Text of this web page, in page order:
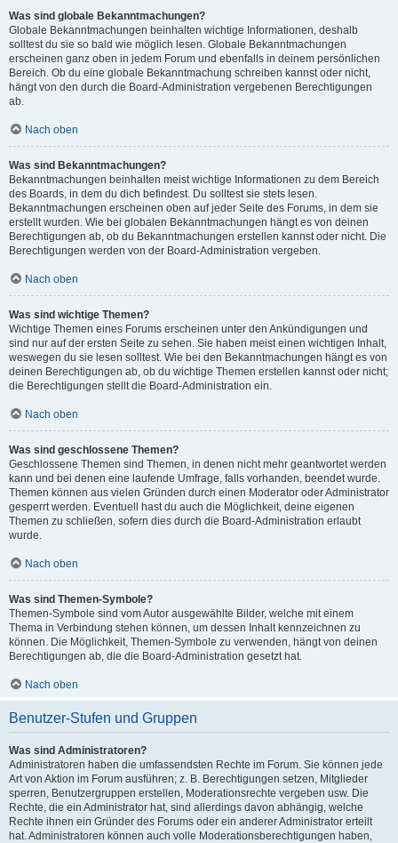
Was sind globale Bekanntmachungen?
Globale Bekanntmachungen beinhalten wichtige Informationen, deshalb
solltest du sie so bald wie möglich lesen. Globale Bekanntmachungen
erscheinen ganz oben in jedem Forum und ebenfalls in deinem persönlichen
Bereich. Ob du eine globale Bekanntmachung schreiben kannst oder nicht,
hängt von den durch die Board-Administration vergebenen Berechtigungen
ab.
Nach oben
Was sind Bekanntmachungen?
Bekanntmachungen beinhalten meist wichtige Informationen zu dem Bereich
des Boards, in dem du dich befindest. Du solltest sie stets lesen.
Bekanntmachungen erscheinen oben auf jeder Seite des Forums, in dem sie
erstellt wurden. Wie bei globalen Bekanntmachungen hängt es von deinen
Berechtigungen ab, ob du Bekanntmachungen erstellen kannst oder nicht. Die
Berechtigungen werden von der Board-Administration vergeben.
Nach oben
Was sind wichtige Themen?
Wichtige Themen eines Forums erscheinen unter den Ankündigungen und
sind nur auf der ersten Seite zu sehen. Sie haben meist einen wichtigen Inhalt,
weswegen du sie lesen solltest. Wie bei den Bekanntmachungen hängt es von
deinen Berechtigungen ab, ob du wichtige Themen erstellen kannst oder nicht;
die Berechtigungen stellt die Board-Administration ein.
Nach oben
Was sind geschlossene Themen?
Geschlossene Themen sind Themen, in denen nicht mehr geantwortet werden
kann und bei denen eine laufende Umfrage, falls vorhanden, beendet wurde.
Themen können aus vielen Gründen durch einen Moderator oder Administrator
gesperrt werden. Eventuell hast du auch die Möglichkeit, deine eigenen
Themen zu schließen, sofern dies durch die Board-Administration erlaubt
wurde.
Nach oben
Was sind Themen-Symbole?
Themen-Symbole sind vom Autor ausgewählte Bilder, welche mit einem
Thema in Verbindung stehen können, um dessen Inhalt kennzeichnen zu
können. Die Möglichkeit, Themen-Symbole zu verwenden, hängt von deinen
Berechtigungen ab, die die Board-Administration gesetzt hat.
Nach oben
Benutzer-Stufen und Gruppen
Was sind Administratoren?
Administratoren haben die umfassendsten Rechte im Forum. Sie können jede
Art von Aktion im Forum ausführen; z. B. Berechtigungen setzen, Mitglieder
sperren, Benutzergruppen erstellen, Moderationsrechte vergeben usw. Die
Rechte, die ein Administrator hat, sind allerdings davon abhängig, welche
Rechte ihnen ein Gründer des Forums oder ein anderer Administrator erteilt
hat. Administratoren können auch volle Moderationsberechtigungen haben,